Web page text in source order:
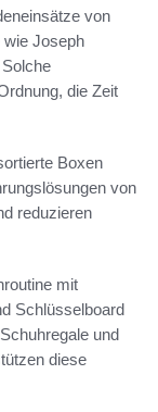
von
wie Joseph
die Zeit
Boxen
von
reduzieren
mit
Schlüsselboard
und
diese